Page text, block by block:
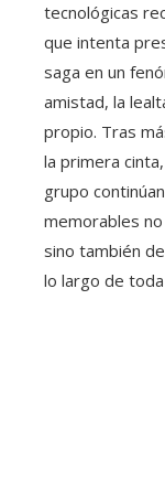
tecnológicas
que intenta
saga en un
amistad, la
propio. Tras
la primera
grupo
memorables
sino también
lo largo de toda